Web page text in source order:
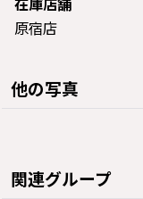
在庫店舗
原宿店
他の写真
関連グループ